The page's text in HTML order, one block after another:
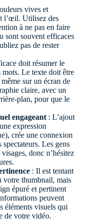
vives et
l’œil. Utilisez des
à ne pas en faire
sont souvent efficaces
pas de rester
doit résumer le
Le texte doit être
sur un écran de
claire, avec un
plan, pour que le
engageant : L’ajout
expression
crée une connexion
Les gens
donc n’hésitez
: Il est tentant
votre thumbnail, mais
épuré et pertinent
peuvent
éléments visuels qui
de votre vidéo.